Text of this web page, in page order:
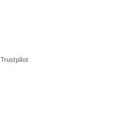
Trustpilot